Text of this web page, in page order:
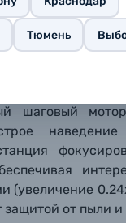
Тюмень
фотографов.
также
например, на
шаговый
наведение
(увеличение
защитой от пыли и